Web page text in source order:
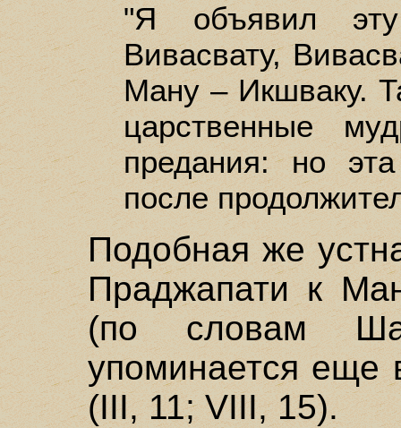
"Я объявил
Вивасвату,
Ману – Икшваку.
царственные
предания: но
после
Подобная же
Праджапати к
(по словам
упоминается еще
(III, 11; VIII, 15).